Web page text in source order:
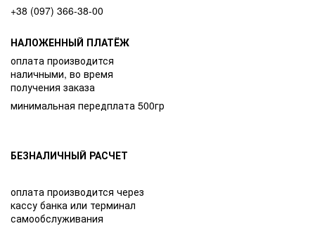
+38 (097) 366-38-00
НАЛОЖЕННЫЙ ПЛАТЁЖ
оплата производится
наличными, во время
получения заказа
минимальная передплата 500гр
БЕЗНАЛИЧНЫЙ РАСЧЕТ
оплата производится через
кассу банка или терминал
самообслуживания